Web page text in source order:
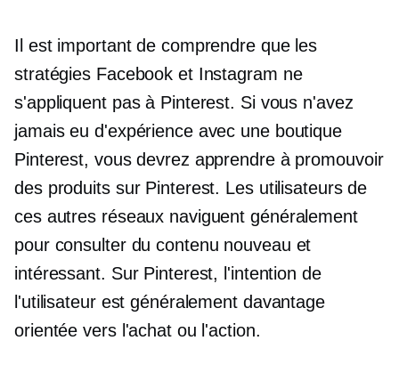
Il est important de comprendre que les
stratégies Facebook et Instagram ne
s'appliquent pas à Pinterest. Si vous n'avez
jamais eu d'expérience avec une boutique
Pinterest, vous devrez apprendre à promouvoir
des produits sur Pinterest. Les utilisateurs de
ces autres réseaux naviguent généralement
pour consulter du contenu nouveau et
intéressant. Sur Pinterest, l'intention de
l'utilisateur est généralement davantage
orientée vers l'achat ou l'action.